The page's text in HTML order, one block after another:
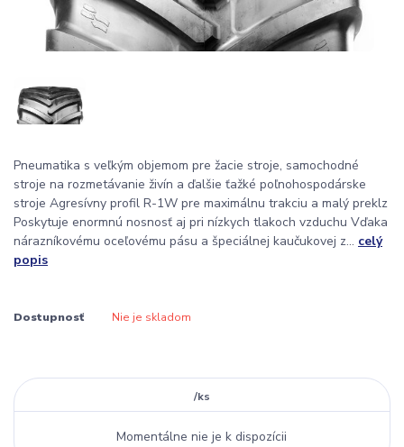
Pneumatika s veľkým objemom pre žacie stroje, samochodné
stroje na rozmetávanie živín a ďalšie ťažké poľnohospodárske
stroje Agresívny profil R-1W pre maximálnu trakciu a malý preklz
Poskytuje enormnú nosnosť aj pri nízkych tlakoch vzduchu Vďaka
nárazníkovému oceľovému pásu a špeciálnej kaučukovej z... celý
popis
Dostupnosť Nie je skladom
/ks
Momentálne nie je k dispozícii